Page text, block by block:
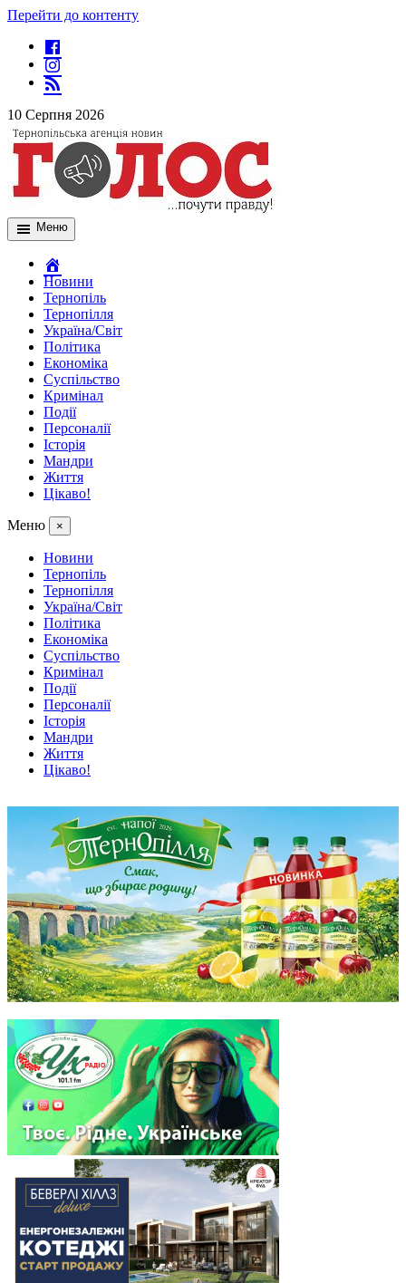
Перейти до контенту
10 Серпня 2026
Меню
Новини
Тернопіль
Тернопілля
Україна/Світ
Політика
Економіка
Суспільство
Кримінал
Події
Персоналії
Історія
Мандри
Життя
Цікаво!
Меню ×
Новини
Тернопіль
Тернопілля
Україна/Світ
Політика
Економіка
Суспільство
Кримінал
Події
Персоналії
Історія
Мандри
Життя
Цікаво!